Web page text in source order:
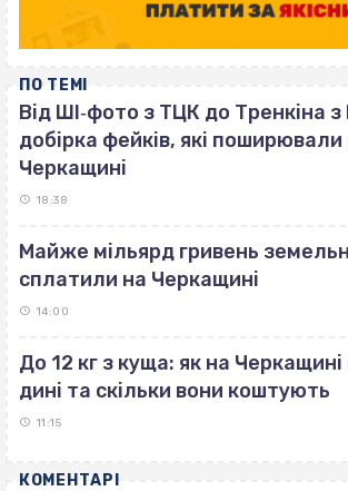
ПО ТЕМІ
Від ШІ‐фото з ТЦК до Тренкіна
добірка фейків, які поширювали
Черкащині
18:38
Майже мільярд гривень
сплатили на Черкащині
14:00
До 12 кг з куща: як на
дині та скільки вони коштують
11:15
КОМЕНТАРІ